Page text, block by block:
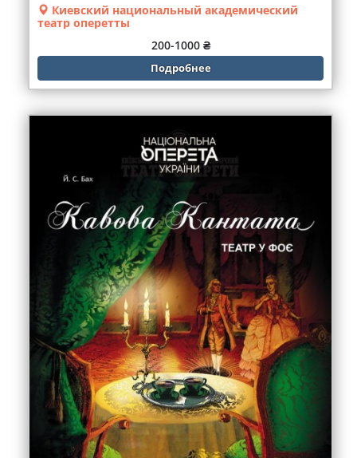
Киевский национальный академический
театр оперетты
200-1000 ₴
Подробнее